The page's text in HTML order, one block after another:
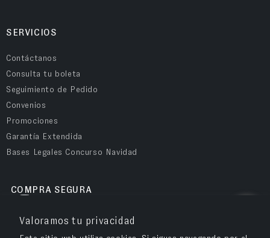
Valoramos tu privacidad
SERVICIOS
Contáctanos
Consulta tu boleta
Seguimiento de Pedido
Convenios
Promociones
Garantía Extendida
Bases Legales Concurso Navidad
COMPRA SEGURA